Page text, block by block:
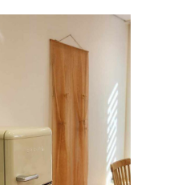
ABOUT
외부풍경
ROOMS
201호
202호
FACILITY
RESERVATION